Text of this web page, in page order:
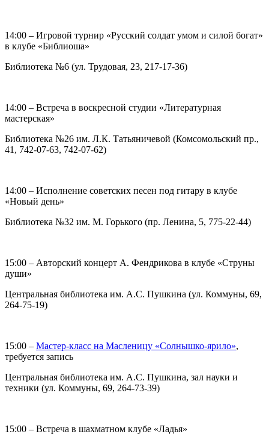
14:00 – Игровой турнир «Русский солдат умом и силой богат»
в клубе «Библиоша»
Библиотека №6 (ул. Трудовая, 23, 217-17-36)
14:00 – Встреча в воскресной студии «Литературная
мастерская»
Библиотека №26 им. Л.К. Татьяничевой (Комсомольский пр.,
41, 742-07-63, 742-07-62)
14:00 – Исполнение советских песен под гитару в клубе
«Новый день»
Библиотека №32 им. М. Горького (пр. Ленина, 5, 775-22-44)
15:00 – Авторский концерт А. Фендрикова в клубе «Струны
души»
Центральная библиотека им. А.С. Пушкина (ул. Коммуны, 69,
264-75-19)
15:00 – Мастер-класс на Масленицу «Солнышко-ярило»,
требуется запись
Центральная библиотека им. А.С. Пушкина, зал науки и
техники (ул. Коммуны, 69, 264-73-39)
15:00 – Встреча в шахматном клубе «Ладья»